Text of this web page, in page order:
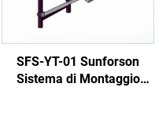
SFS-YT-01 Sunforson
Sistema di Montaggio